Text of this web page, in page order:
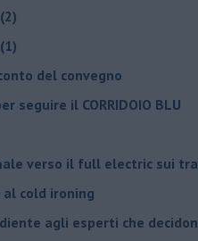
del convegno
seguire il CORRIDOIO BLU
verso il full electric sui
cold ironing
agli esperti che